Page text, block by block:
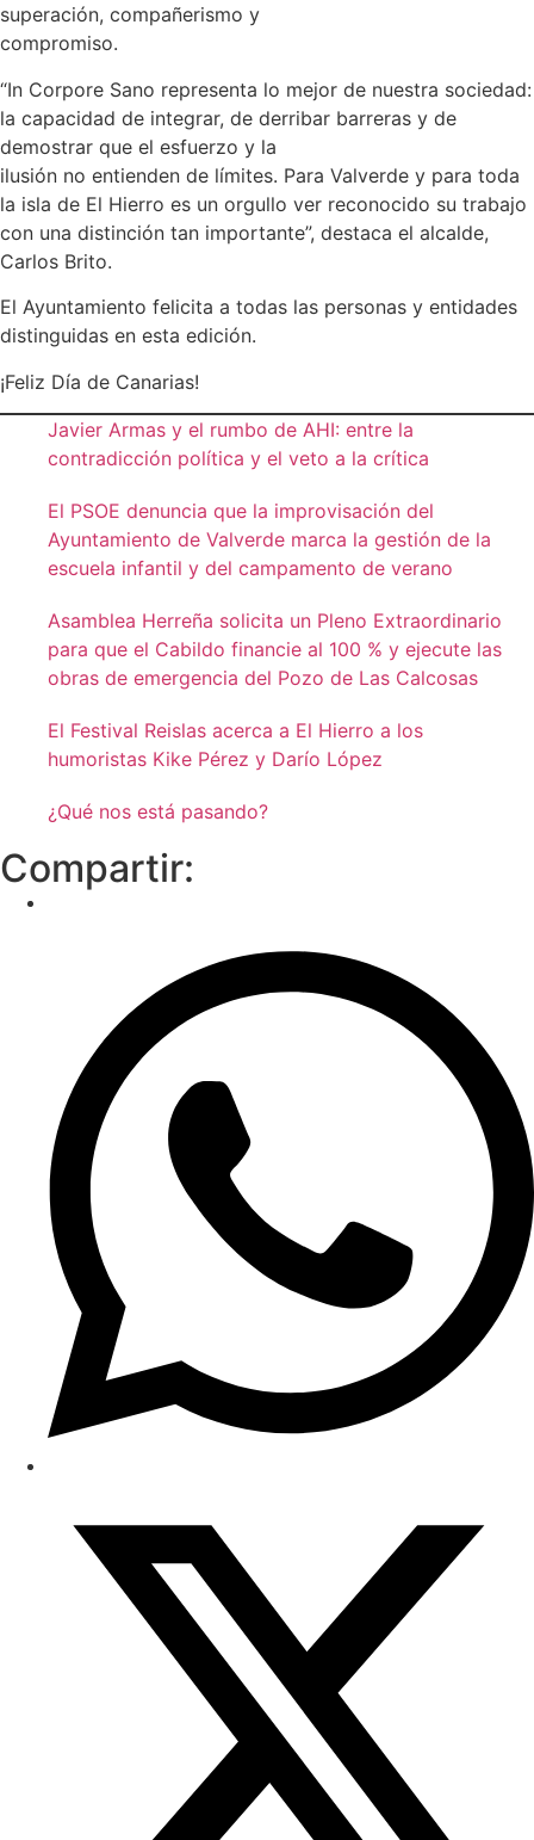
superación, compañerismo y
compromiso.
“In Corpore Sano representa lo mejor de nuestra sociedad:
la capacidad de integrar, de derribar barreras y de
demostrar que el esfuerzo y la
ilusión no entienden de límites. Para Valverde y para toda
la isla de El Hierro es un orgullo ver reconocido su trabajo
con una distinción tan importante”, destaca el alcalde,
Carlos Brito.
El Ayuntamiento felicita a todas las personas y entidades
distinguidas en esta edición.
¡Feliz Día de Canarias!
Javier Armas y el rumbo de AHI: entre la
contradicción política y el veto a la crítica
El PSOE denuncia que la improvisación del
Ayuntamiento de Valverde marca la gestión de la
escuela infantil y del campamento de verano
Asamblea Herreña solicita un Pleno Extraordinario
para que el Cabildo financie al 100 % y ejecute las
obras de emergencia del Pozo de Las Calcosas
El Festival Reislas acerca a El Hierro a los
humoristas Kike Pérez y Darío López
¿Qué nos está pasando?
Compartir: